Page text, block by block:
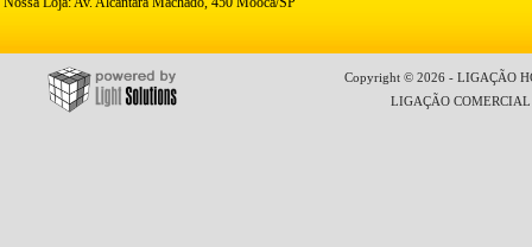
Copyright © 2026 - LIGAÇÃO
LIGAÇÃO